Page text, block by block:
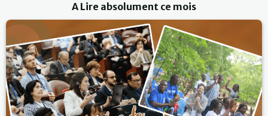
A Lire absolument ce mois